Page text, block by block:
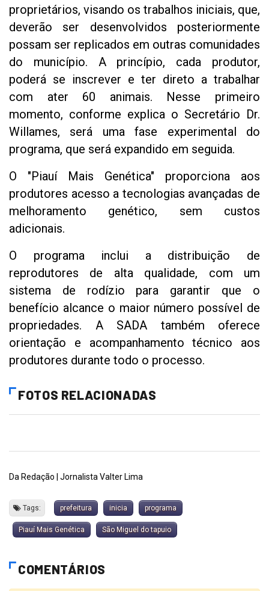
proprietários, visando os trabalhos iniciais, que,
deverão ser desenvolvidos posteriormente
possam ser replicados em outras comunidades
do município. A princípio, cada produtor,
poderá se inscrever e ter direto a trabalhar
com ater 60 animais. Nesse primeiro
momento, conforme explica o Secretário Dr.
Willames, será uma fase experimental do
programa, que será expandido em seguida.
O "Piauí Mais Genética" proporciona aos
produtores acesso a tecnologias avançadas de
melhoramento genético, sem custos
adicionais.
O programa inclui a distribuição de
reprodutores de alta qualidade, com um
sistema de rodízio para garantir que o
benefício alcance o maior número possível de
propriedades. A SADA também oferece
orientação e acompanhamento técnico aos
produtores durante todo o processo.
FOTOS RELACIONADAS
Da Redação | Jornalista Valter Lima
Tags: prefeitura inicia programa
Piauí Mais Genética São Miguel do tapuio
COMENTÁRIOS